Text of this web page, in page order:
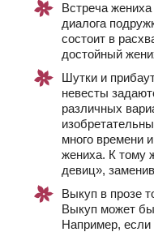
Встреча
диалога
состоит в
достойный
Шутки и
невесты
различных
много времени
жениха. К тому
девиц»,
Выкуп в прозе
Выкуп может
Например, если